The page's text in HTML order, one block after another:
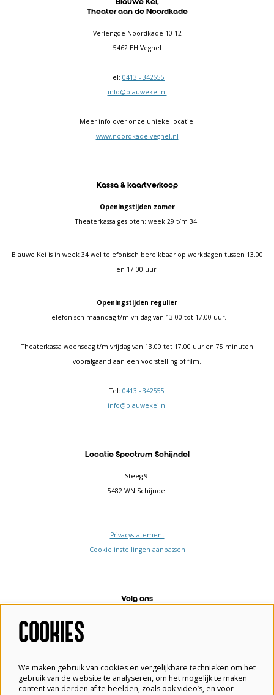
Blauwe Kei,
Theater aan de Noordkade
Verlengde Noordkade 10-12
5462 EH Veghel
Tel: 0413 - 342555
info@blauwekei.nl
Meer info over onze unieke locatie:
www.noordkade-veghel.nl
Kassa & kaartverkoop
Openingstijden zomer
Theaterkassa gesloten: week 29 t/m 34.
Blauwe Kei is in week 34 wel telefonisch bereikbaar op werkdagen tussen 13.00
en 17.00 uur.
Openingstijden regulier
Telefonisch maandag t/m vrijdag van 13.00 tot 17.00 uur.
Theaterkassa woensdag t/m vrijdag van 13.00 tot 17.00 uur en 75 minuten
voorafgaand aan een voorstelling of film.
Tel: 0413 - 342555
info@blauwekei.nl
Locatie Spectrum Schijndel
Steeg 9
5482 WN Schijndel
Privacystatement
Cookie instellingen aanpassen
Volg ons
COOKIES
We maken gebruik van cookies en vergelijkbare technieken om het
gebruik van de website te analyseren, om het mogelijk te maken
content van derden af te beelden, zoals ook video’s, en voor